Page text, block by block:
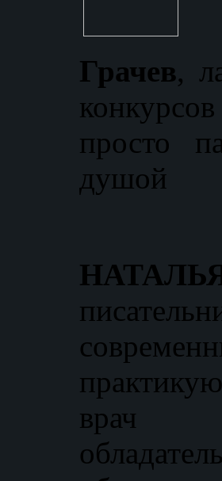
Грачев,
просто
душой
врач